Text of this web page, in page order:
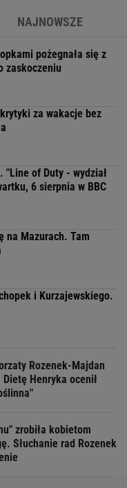
NAJNOWSZE
pożegnała się z
zaskoczeniu
za wakacje bez
"Line of Duty - wydział
6 sierpnia w BBC
na Mazurach. Tam
i Kurzajewskiego.
Rozenek-Majdan
Henryka ocenił
zrobiła kobietom
Słuchanie rad Rozenek